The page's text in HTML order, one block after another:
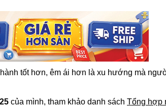
tốt hơn, êm ái hơn là xu hướng mà
của mình, tham khảo danh sách Tổng hợp